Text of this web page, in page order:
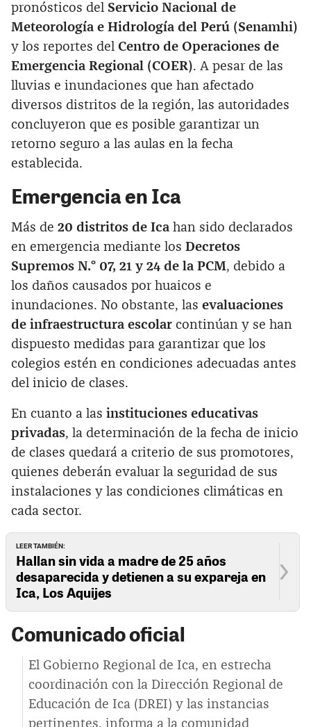
pronósticos del Servicio Nacional de
Meteorología e Hidrología del Perú (Senamhi)
y los reportes del Centro de Operaciones de
Emergencia Regional (COER). A pesar de las
lluvias e inundaciones que han afectado
diversos distritos de la región, las autoridades
concluyeron que es posible garantizar un
retorno seguro a las aulas en la fecha
establecida.
Emergencia en Ica
Más de 20 distritos de Ica han sido declarados
en emergencia mediante los Decretos
Supremos N.° 07, 21 y 24 de la PCM, debido a
los daños causados por huaicos e
inundaciones. No obstante, las evaluaciones
de infraestructura escolar continúan y se han
dispuesto medidas para garantizar que los
colegios estén en condiciones adecuadas antes
del inicio de clases.
En cuanto a las instituciones educativas
privadas, la determinación de la fecha de inicio
de clases quedará a criterio de sus promotores,
quienes deberán evaluar la seguridad de sus
instalaciones y las condiciones climáticas en
cada sector.
LEER TAMBIÉN:
Hallan sin vida a madre de 25 años
desaparecida y detienen a su expareja en
Ica, Los Aquijes
Comunicado oficial
El Gobierno Regional de Ica, en estrecha
coordinación con la Dirección Regional de
Educación de Ica (DREI) y las instancias
pertinentes, informa a la comunidad